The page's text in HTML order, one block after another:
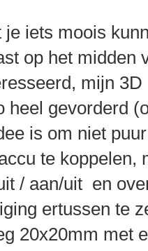
je iets moois
op het midden
mijn
heel gevorderd
is om niet
te koppelen,
/ aan/uit en
ertussen te
20x20mm met